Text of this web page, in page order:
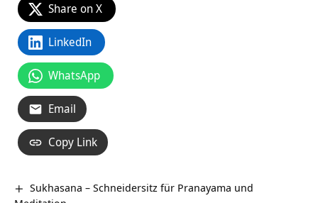
Share on X
LinkedIn
WhatsApp
Email
Copy Link
Sukhasana – Schneidersitz für Pranayama und